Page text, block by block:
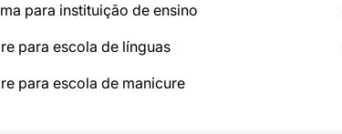
para instituição de ensino
para escola de línguas
para escola de manicure